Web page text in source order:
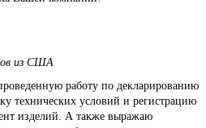
из США
работу по декларированию
технических условий и регистрацию
изделий. А также выражаю